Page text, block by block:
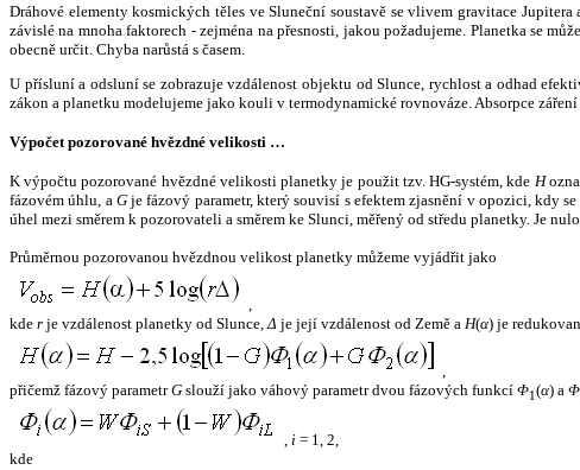
Dráhové elementy kosmických těles ve Sluneční soustavě se vlivem gravitace
závislé na mnoha faktorech - zejména na přesnosti, jakou požadujeme. Planetka se
obecně určit. Chyba narůstá s časem.
U přísluní a odsluní se zobrazuje vzdálenost objektu od Slunce, rychlost a odhad
zákon a planetku modelujeme jako kouli v termodynamické rovnováze. Absorpce
Výpočet pozorované hvězdné velikosti …
K výpočtu pozorované hvězdné velikosti planetky je použit tzv. HG-systém, kde H
fázovém úhlu, a Gje fázový parametr, který souvisí s efektem zjasnění v opozici, kdy
úhel mezi směrem k pozorovateli a směrem ke Slunci, měřený od středu planetky. Je
Průměrnou pozorovanou hvězdnou velikost planetky můžeme vyjádřit jako
,
kde r je vzdálenost planetky od Slunce,Δ je její vzdálenost od Země a H(α) je
,
přičemž fázový parametrG slouží jako váhový parametr dvou fázových funkcí Φ1(α) a Φ
, i = 1, 2,
kde